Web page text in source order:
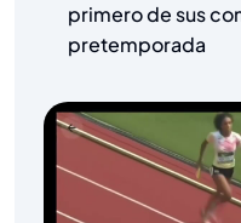
primero de sus
pretemporada